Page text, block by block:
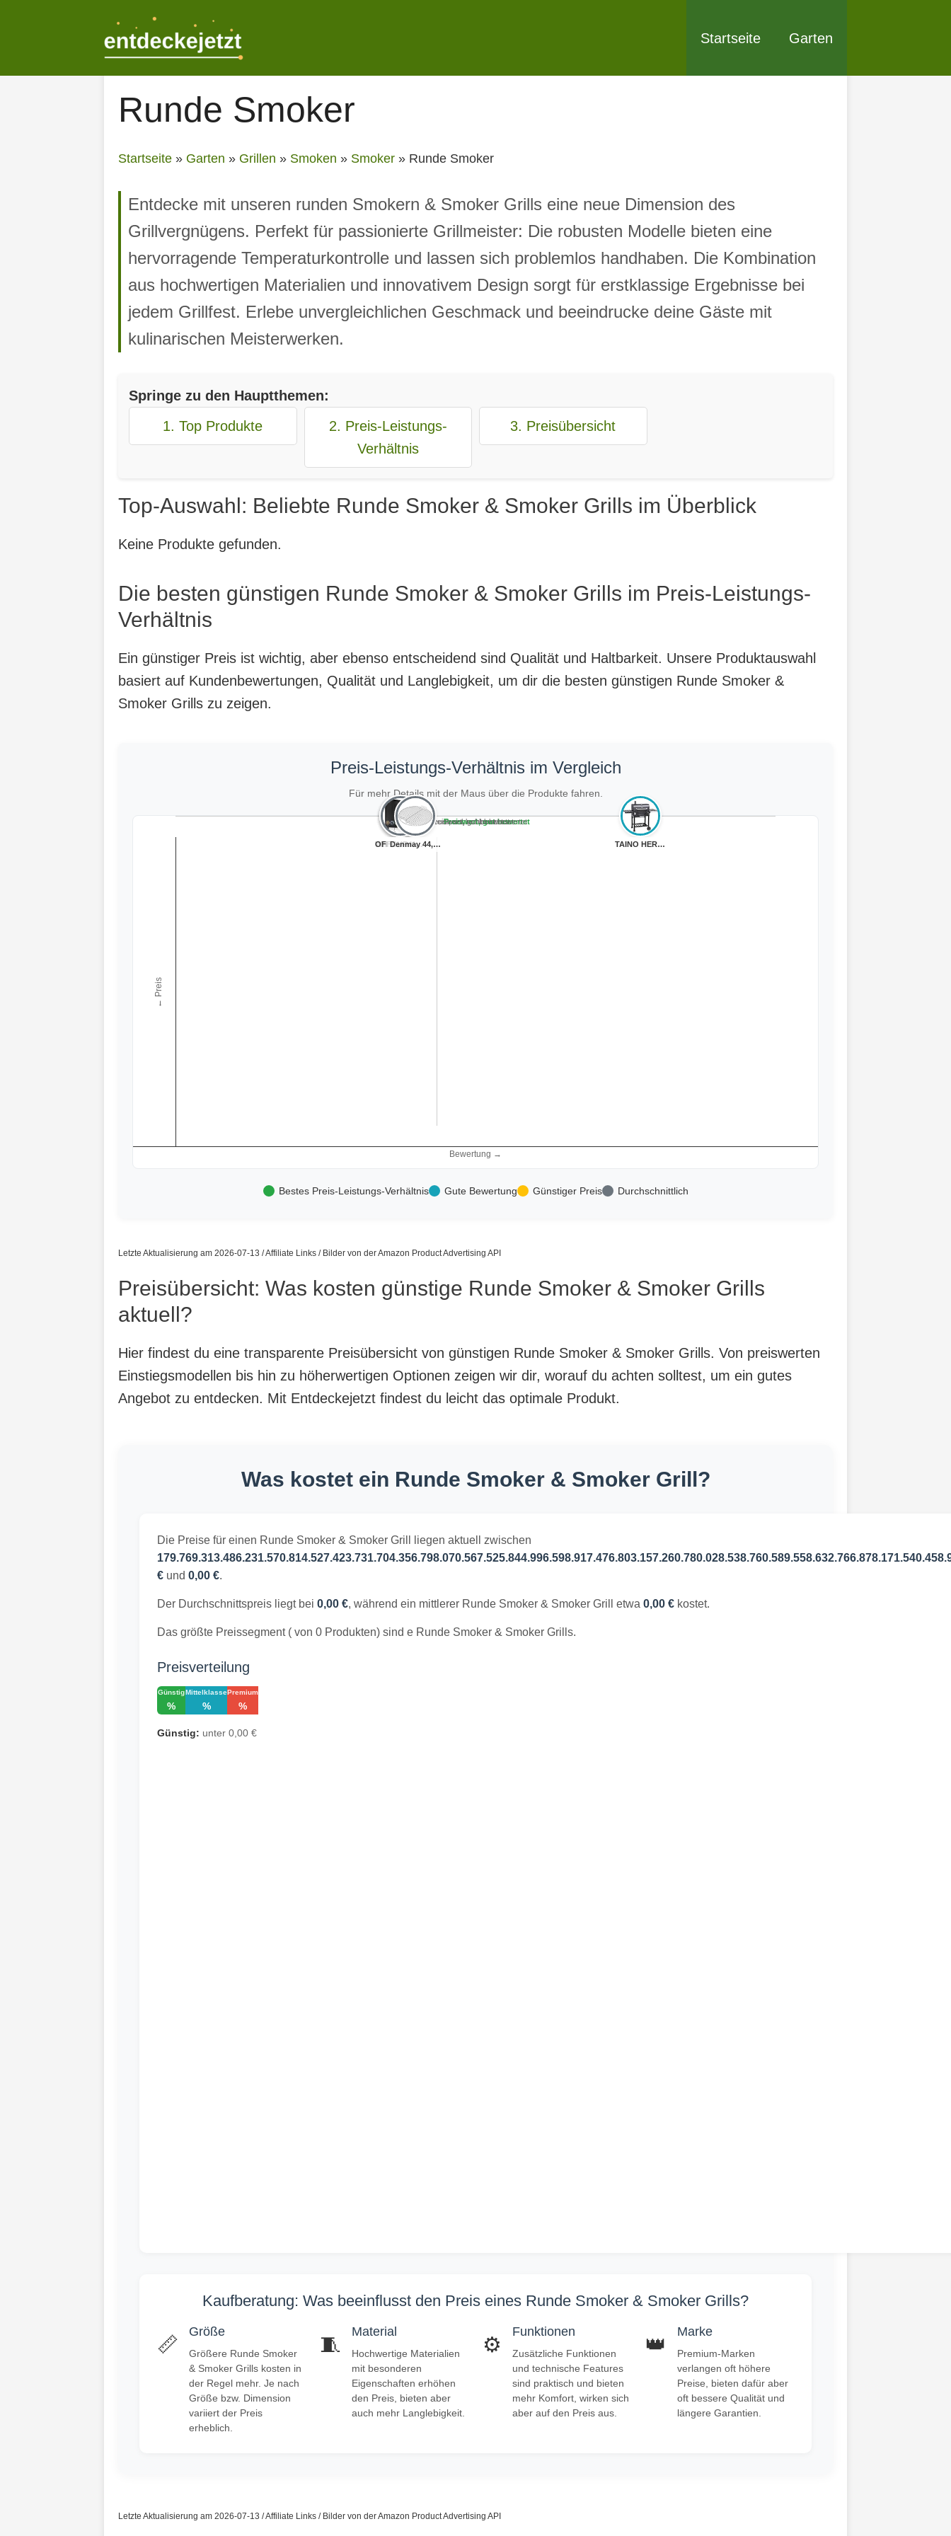
Startseite Garten
Runde Smoker
Startseite » Garten » Grillen » Smoken » Smoker » Runde Smoker
Entdecke mit unseren runden Smokern & Smoker Grills eine neue Dimension des
Grillvergnügens. Perfekt für passionierte Grillmeister: Die robusten Modelle bieten eine
hervorragende Temperaturkontrolle und lassen sich problemlos handhaben. Die Kombination
aus hochwertigen Materialien und innovativem Design sorgt für erstklassige Ergebnisse bei
jedem Grillfest. Erlebe unvergleichlichen Geschmack und beeindrucke deine Gäste mit
kulinarischen Meisterwerken.
Springe zu den Hauptthemen:
1. Top Produkte
2. Preis-Leistungs-
Verhältnis
3. Preisübersicht
Top-Auswahl: Beliebte Runde Smoker & Smoker Grills im Überblick
Keine Produkte gefunden.
Die besten günstigen Runde Smoker & Smoker Grills im Preis-Leistungs-
Verhältnis
Ein günstiger Preis ist wichtig, aber ebenso entscheidend sind Qualität und Haltbarkeit. Unsere Produktauswahl
basiert auf Kundenbewertungen, Qualität und Langlebigkeit, um dir die besten günstigen Runde Smoker &
Smoker Grills zu zeigen.
Preis-Leistungs-Verhältnis im Vergleich
Für mehr Details mit der Maus über die Produkte fahren.
Bewertung →
← Preis
Teuer, gut bewertet
Teuer, schlecht bewertet
Preiswert, gut bewertet
Preiswert, schlecht bewertet
Kaltrauchgenera...
ULTCOVER Kamado... TAINO HERO XL B...
Kaltrauchgenera...
Whisky Smoker S...
OFFCUP Kugelgri... Denmay 44,5cm g...
Bestes Preis-Leistungs-Verhältnis Gute Bewertung Günstiger Preis Durchschnittlich
Letzte Aktualisierung am 2026-07-13 / Affiliate Links / Bilder von der Amazon Product Advertising API
Preisübersicht: Was kosten günstige Runde Smoker & Smoker Grills
aktuell?
Hier findest du eine transparente Preisübersicht von günstigen Runde Smoker & Smoker Grills. Von preiswerten
Einstiegsmodellen bis hin zu höherwertigen Optionen zeigen wir dir, worauf du achten solltest, um ein gutes
Angebot zu entdecken. Mit Entdeckejetzt findest du leicht das optimale Produkt.
Was kostet ein Runde Smoker & Smoker Grill?
Die Preise für einen Runde Smoker & Smoker Grill liegen aktuell zwischen
€ und 0,00 €.
Der Durchschnittspreis liegt bei 0,00 €, während ein mittlerer Runde Smoker & Smoker Grill etwa 0,00 € kostet.
Das größte Preissegment ( von 0 Produkten) sind e Runde Smoker & Smoker Grills.
Preisverteilung
Günstig
%
Mittelklasse
%
Premium
%
Günstig: unter 0,00 €
Kaufberatung: Was beeinflusst den Preis eines Runde Smoker & Smoker Grills?
📏
Größe
Größere Runde Smoker
& Smoker Grills kosten in
der Regel mehr. Je nach
Größe bzw. Dimension
variiert der Preis
erheblich.
🧵
Material
Hochwertige Materialien
mit besonderen
Eigenschaften erhöhen
den Preis, bieten aber
auch mehr Langlebigkeit.
⚙️
Funktionen
Zusätzliche Funktionen
und technische Features
sind praktisch und bieten
mehr Komfort, wirken sich
aber auf den Preis aus.
👑
Marke
Premium-Marken
verlangen oft höhere
Preise, bieten dafür aber
oft bessere Qualität und
längere Garantien.
Letzte Aktualisierung am 2026-07-13 / Affiliate Links / Bilder von der Amazon Product Advertising API